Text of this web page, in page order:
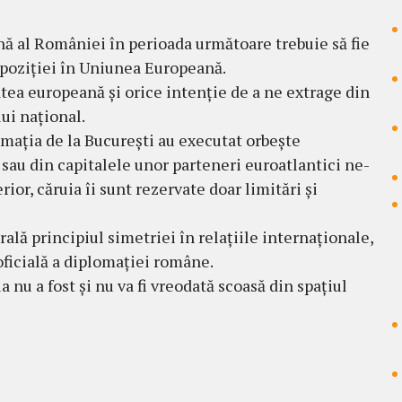
al României în perioada următoare trebuie să fie
în Uniunea Europeană.
europeană și orice intenție de a ne extrage din
național.
de la București au executat orbește
din capitalele unor parteneri euroatlantici ne-
căruia îi sunt rezervate doar limitări și
principiul simetriei în relațiile internaționale,
a diplomației române.
a fost și nu va fi vreodată scoasă din spațiul